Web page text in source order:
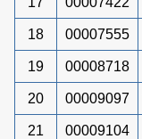
18 00007555
19 00008718
20 00009097
21 00009104